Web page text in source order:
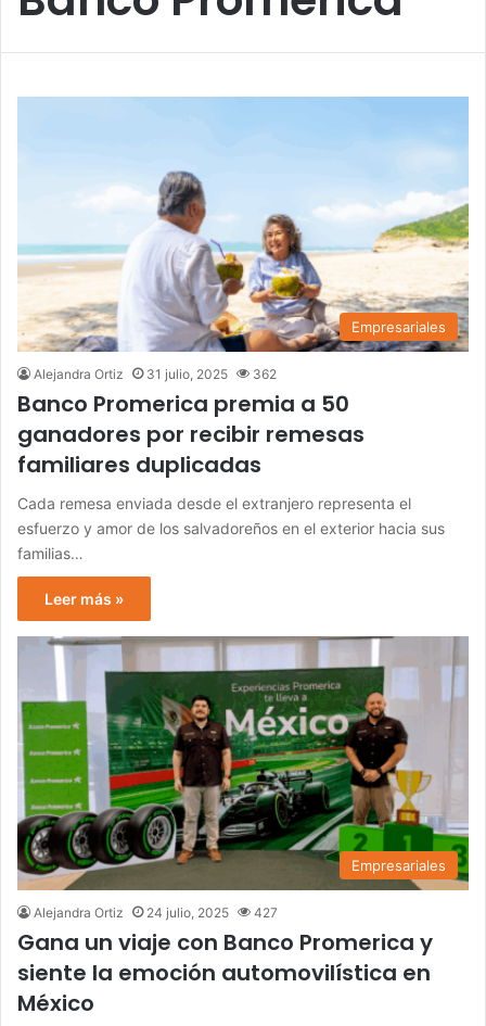
Empresariales
Alejandra Ortiz 31 julio, 2025 362
Banco Promerica premia a 50
ganadores por recibir remesas
familiares duplicadas
Cada remesa enviada desde el extranjero representa el
esfuerzo y amor de los salvadoreños en el exterior hacia sus
familias…
Leer más »
Empresariales
Alejandra Ortiz 24 julio, 2025 427
Gana un viaje con Banco Promerica y
siente la emoción automovilística en
México